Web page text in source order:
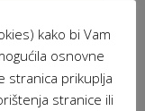
kako bi Vam
osnovne
stranica prikuplja
stranice ili